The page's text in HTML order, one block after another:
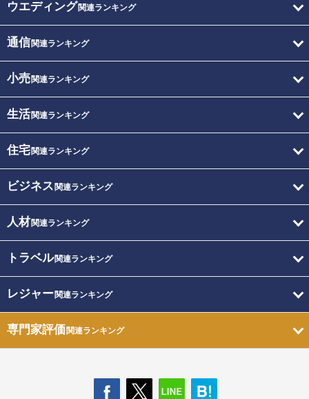
ウエディング関連ランキング
通信関連ランキング
小売関連ランキング
生活関連ランキング
住宅関連ランキング
ビジネス 関連ランキング
人材関連ランキング
トラベル関連ランキング
レジャー関連ランキング
専門家評価関連ランキング